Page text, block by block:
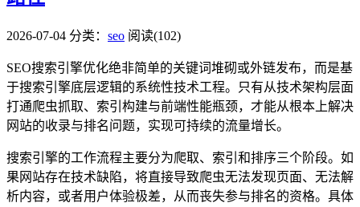
2026-07-04 分类： seo 阅读(102)
SEO搜索引擎优化绝非简单的关键词堆砌或外链发布，而是基
于搜索引擎底层逻辑的系统性技术工程。只有从技术架构层面
打通爬虫抓取、索引构建与前端性能瓶颈，才能从根本上解决
网站的收录与排名问题，实现可持续的流量增长。
搜索引擎的工作流程主要分为爬取、索引和排序三个阶段。如
果网站存在技术缺陷，将直接导致爬虫无法发现页面、无法解
析内容，或者用户体验极差，从而丧失参与排名的资格。具体